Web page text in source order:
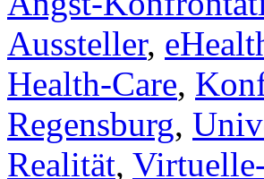
Aussteller,
Health-Care,
Regensburg,
Realität,